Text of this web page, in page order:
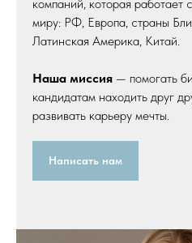
компаний, которая работает
миру: РФ, Европа, страны
Латинская Америка, Китай.
Наша миссия — помогать
кандидатам находить друг
развивать карьеру мечты.
Написать нам